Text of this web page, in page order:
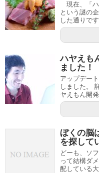
現在、「ハ
という謎の
した通りで
ハヤえも
ました！
アップデー
しました。
ヤえもん開
ぼくの脳
を探して
どーも、ソ
って結構ダ
配している